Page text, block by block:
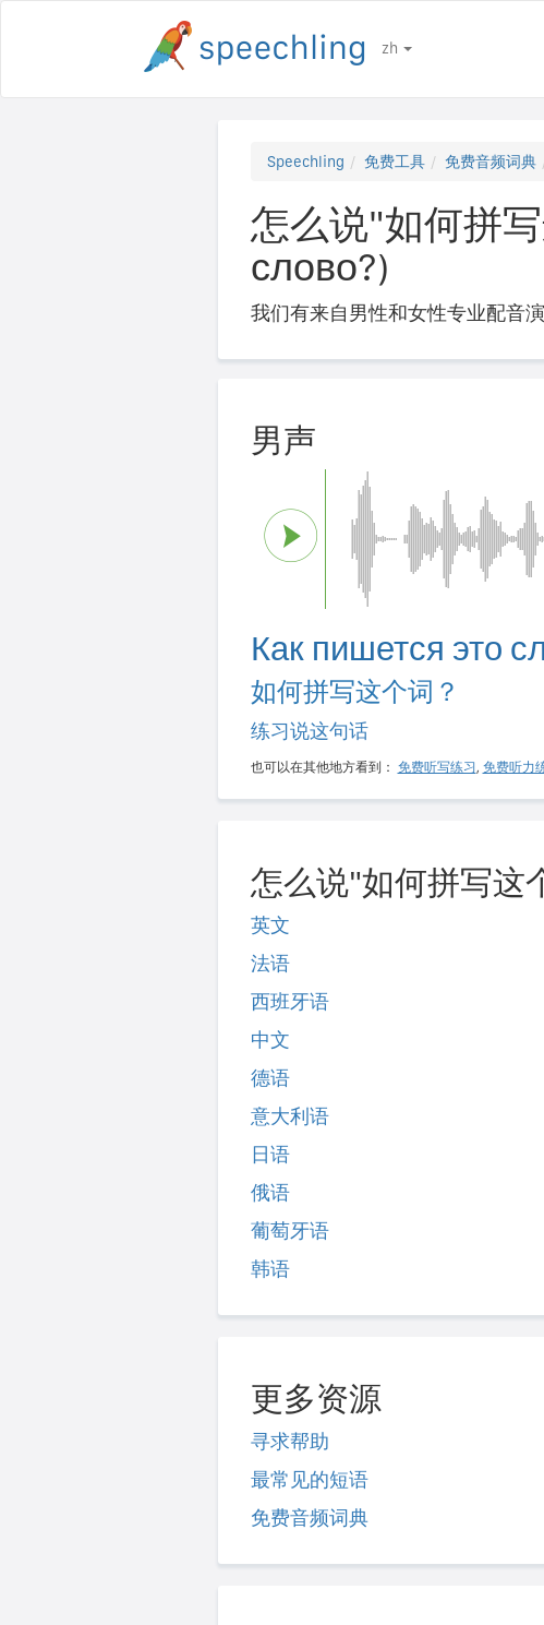
zh
Speechling 免费工具 免费音频词典
怎么说"如何拼
слово?)
我们有来自男性和女性专业配音演
男声
Как пишется это
如何拼写这个词？
练习说这句话
也可以在其他地方看到： 免费听写练习, 免费听力
怎么说"如何拼写这
英文
法语
西班牙语
中文
德语
意大利语
日语
俄语
葡萄牙语
韩语
更多资源
寻求帮助
最常见的短语
免费音频词典